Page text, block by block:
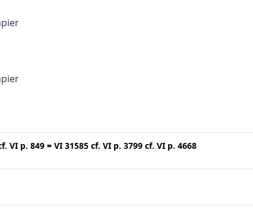
VI p. 849 = VI 31585 cf. VI p. 3799 cf. VI p. 4668